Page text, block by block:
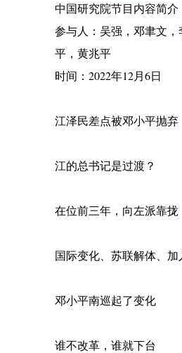
中国研究院节目内容简介
参与人：吴强，邓聿文
平，黄兆平
时间：2022年12月6日
江泽民差点被邓小平抛弃
江的总书记是过渡？
在位前三年，向左派靠拢
国际变化、苏联解体、加
邓小平南巡起了变化
谁不改革，谁就下台